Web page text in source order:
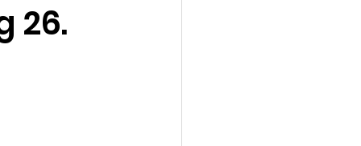
26.